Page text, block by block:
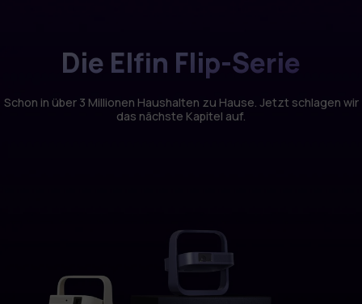
Die Elfin Flip-Serie
Schon in über 3 Millionen Haushalten zu Hause. Jetzt schlagen wir
das nächste Kapitel auf.